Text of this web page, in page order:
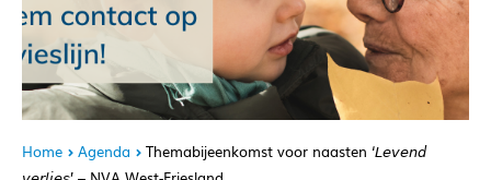
Home Agenda
Themabijeenkomst voor naasten ‘𝘓𝘦𝘷𝘦𝘯𝘥